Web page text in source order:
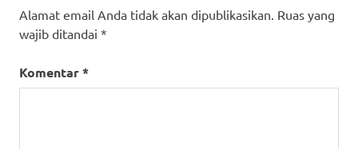
Alamat email Anda tidak akan dipublikasikan. Ruas yang
wajib ditandai *
Komentar*